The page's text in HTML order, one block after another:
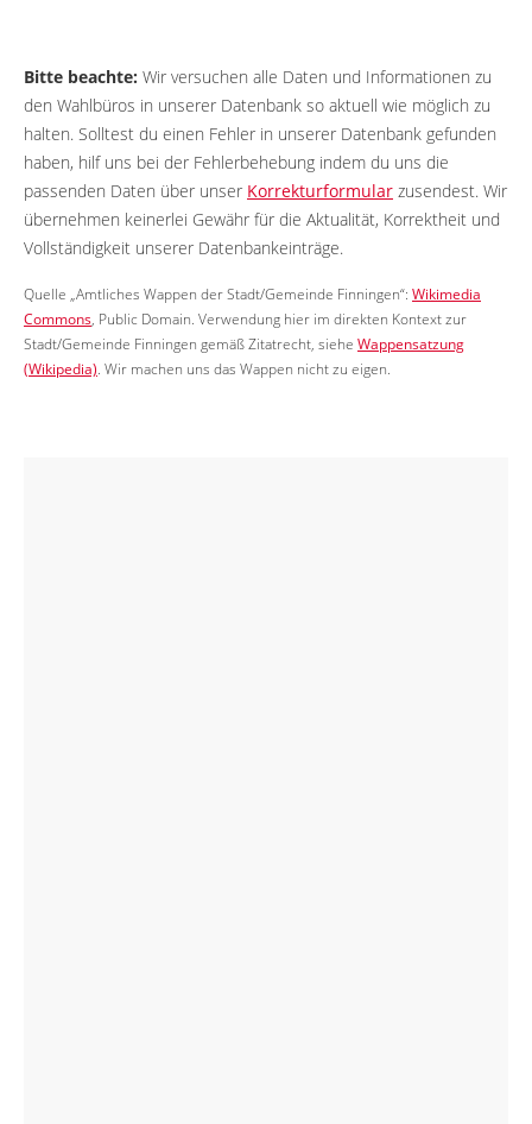
Bitte beachte: Wir versuchen alle Daten und Informationen zu
den Wahlbüros in unserer Datenbank so aktuell wie möglich zu
halten. Solltest du einen Fehler in unserer Datenbank gefunden
haben, hilf uns bei der Fehlerbehebung indem du uns die
passenden Daten über unser Korrekturformular zusendest. Wir
übernehmen keinerlei Gewähr für die Aktualität, Korrektheit und
Vollständigkeit unserer Datenbankeinträge.
Quelle „Amtliches Wappen der Stadt/Gemeinde Finningen“: Wikimedia
Commons, Public Domain. Verwendung hier im direkten Kontext zur
Stadt/Gemeinde Finningen gemäß Zitatrecht, siehe Wappensatzung
(Wikipedia). Wir machen uns das Wappen nicht zu eigen.